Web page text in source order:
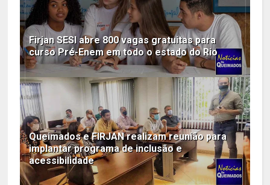
Firjan SESI abre 800 vagas gratuitas para
curso Pré-Enem em todo o estado do Rio
Queimados e FIRJAN realizam reunião para
implantar programa de inclusão e
acessibilidade